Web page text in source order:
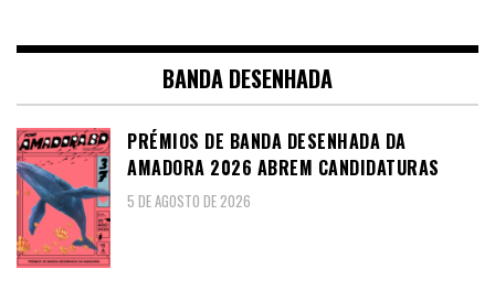
BANDA DESENHADA
PRÉMIOS DE BANDA DESENHADA DA
AMADORA 2026 ABREM CANDIDATURAS
5 DE AGOSTO DE 2026